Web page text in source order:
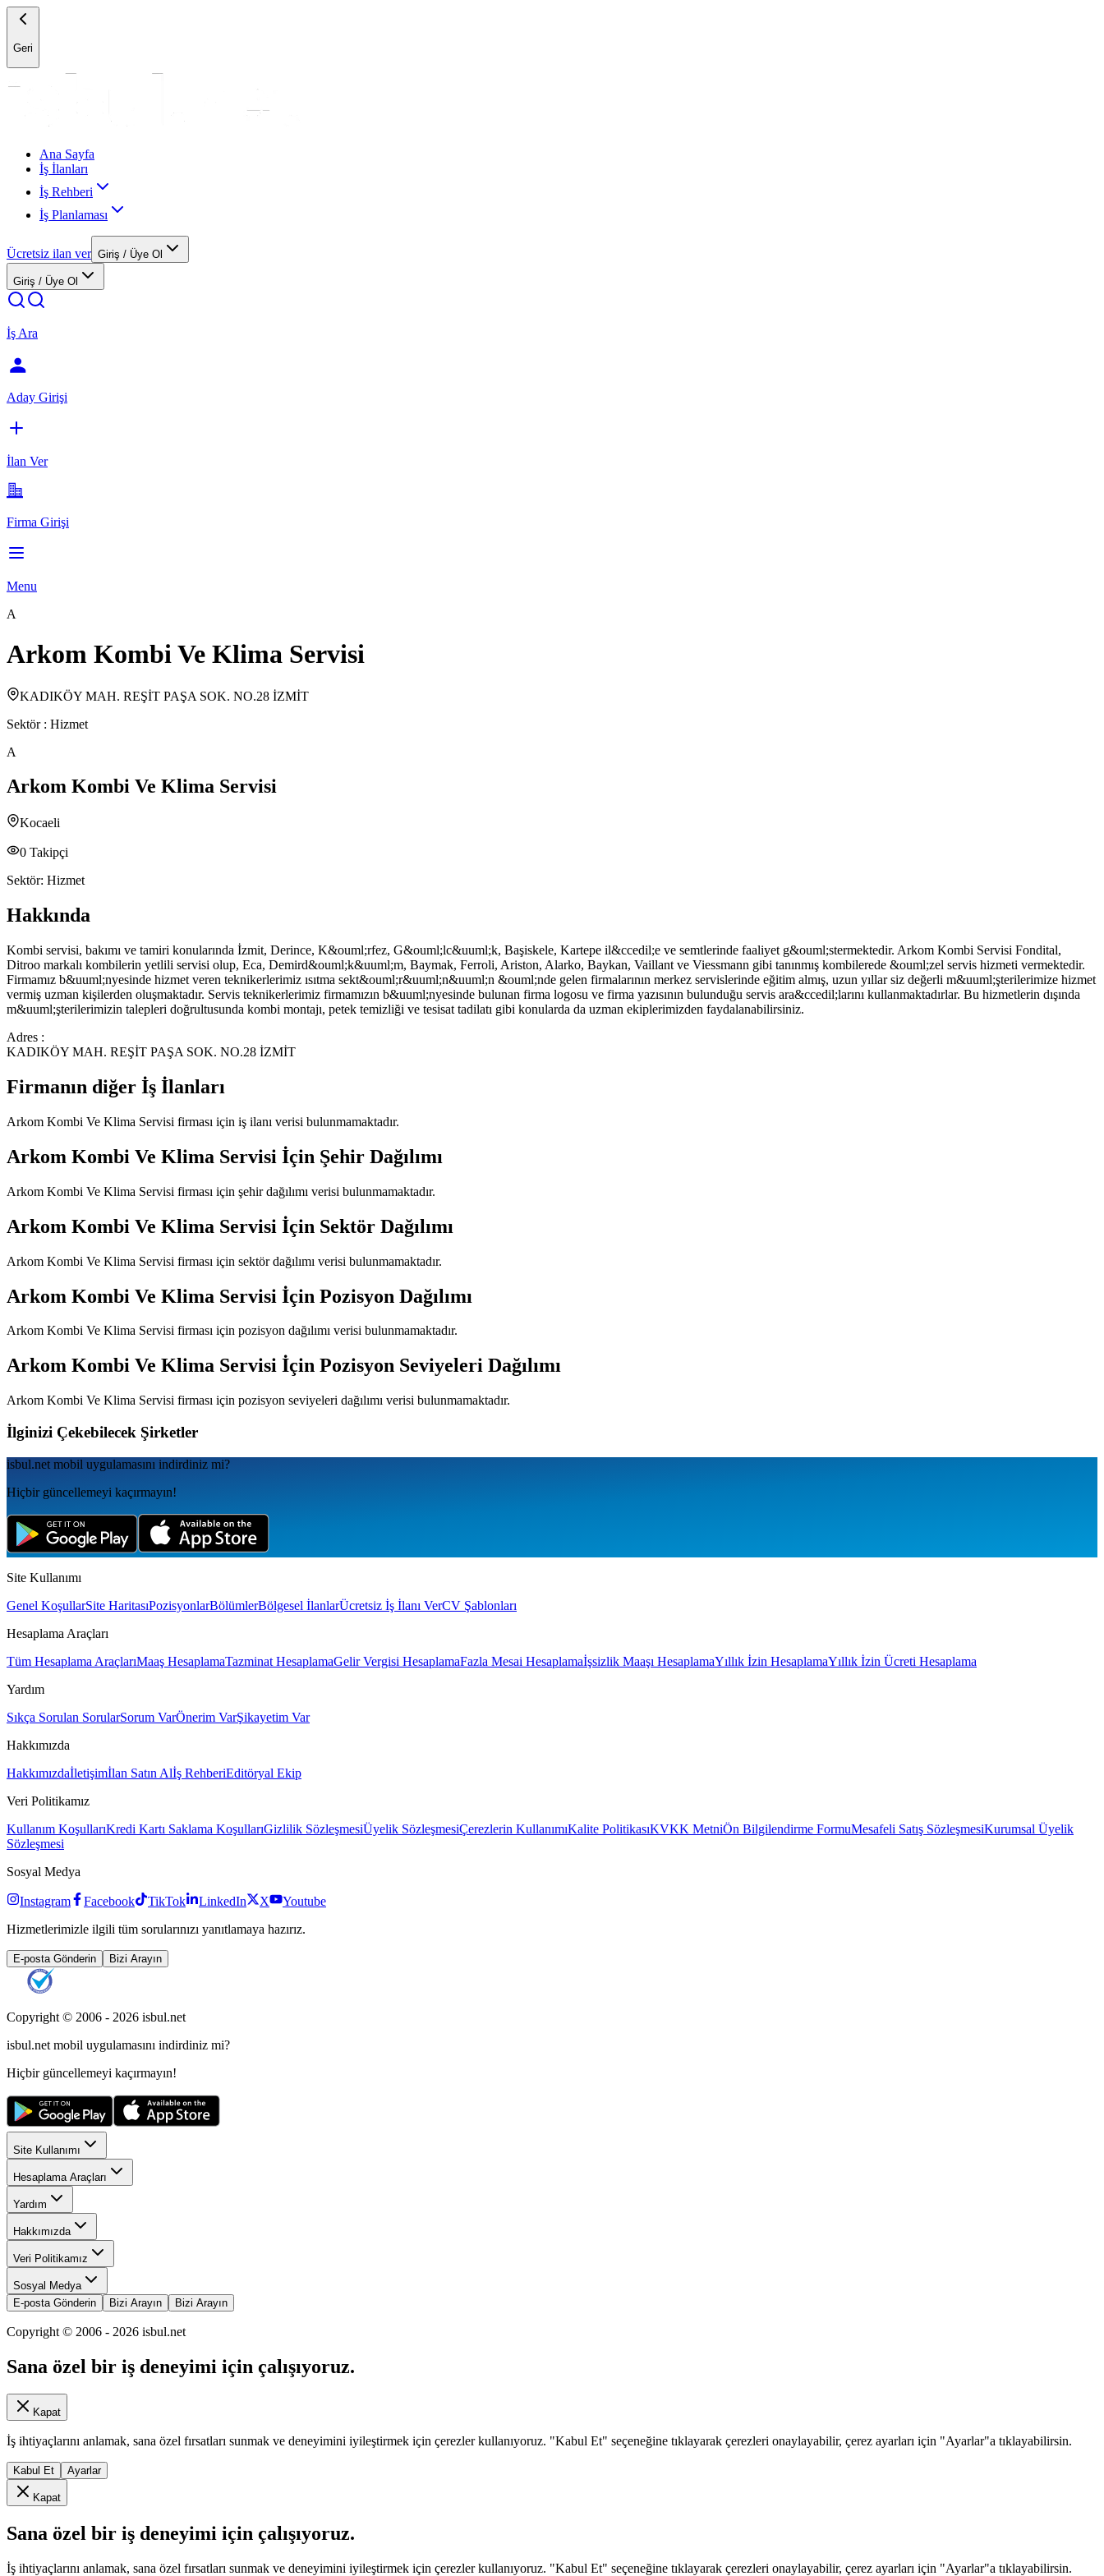
Geri
Ana Sayfa
İş İlanları
İş Rehberi
İş Planlaması
Ücretsiz ilan ver Giriş / Üye Ol
Giriş / Üye Ol
İş Ara
Aday Girişi
İlan Ver
Firma Girişi
Menu
A
Arkom Kombi Ve Klima Servisi
KADIKÖY MAH. REŞİT PAŞA SOK. NO.28 İZMİT
Sektör : Hizmet
A
Arkom Kombi Ve Klima Servisi
Kocaeli
0 Takipçi
Sektör: Hizmet
Hakkında
Kombi servisi, bakımı ve tamiri konularında İzmit, Derince, K&ouml;rfez, G&ouml;lc&uuml;k, Başiskele, Kartepe il&ccedil;e ve semtlerinde faaliyet g&ouml;stermektedir. Arkom Kombi Servisi Fondital,
Ditroo markalı kombilerin yetlili servisi olup, Eca, Demird&ouml;k&uuml;m, Baymak, Ferroli, Ariston, Alarko, Baykan, Vaillant ve Viessmann gibi tanınmış kombilerede &ouml;zel servis hizmeti vermektedir.
Firmamız b&uuml;nyesinde hizmet veren teknikerlerimiz ısıtma sekt&ouml;r&uuml;n&uuml;n &ouml;nde gelen firmalarının merkez servislerinde eğitim almış, uzun yıllar siz değerli m&uuml;şterilerimize hizmet
vermiş uzman kişilerden oluşmaktadır. Servis teknikerlerimiz firmamızın b&uuml;nyesinde bulunan firma logosu ve firma yazısının bulunduğu servis ara&ccedil;larını kullanmaktadırlar. Bu hizmetlerin dışında
m&uuml;şterilerimizin talepleri doğrultusunda kombi montajı, petek temizliği ve tesisat tadilatı gibi konularda da uzman ekiplerimizden faydalanabilirsiniz.
Adres :
KADIKÖY MAH. REŞİT PAŞA SOK. NO.28 İZMİT
Firmanın diğer İş İlanları
Arkom Kombi Ve Klima Servisi firması için iş ilanı verisi bulunmamaktadır.
Arkom Kombi Ve Klima Servisi İçin Şehir Dağılımı
Arkom Kombi Ve Klima Servisi firması için şehir dağılımı verisi bulunmamaktadır.
Arkom Kombi Ve Klima Servisi İçin Sektör Dağılımı
Arkom Kombi Ve Klima Servisi firması için sektör dağılımı verisi bulunmamaktadır.
Arkom Kombi Ve Klima Servisi İçin Pozisyon Dağılımı
Arkom Kombi Ve Klima Servisi firması için pozisyon dağılımı verisi bulunmamaktadır.
Arkom Kombi Ve Klima Servisi İçin Pozisyon Seviyeleri Dağılımı
Arkom Kombi Ve Klima Servisi firması için pozisyon seviyeleri dağılımı verisi bulunmamaktadır.
İlginizi Çekebilecek Şirketler
isbul.net mobil uygulamаsını indirdiniz mi?
Hiçbir güncellemeyi kaçırmayın!
Site Kullanımı
Genel KoşullarSite HaritasıPozisyonlarBölümlerBölgesel İlanlarÜcretsiz İş İlanı VerCV Şablonları
Hesaplama Araçları
Tüm Hesaplama AraçlarıMaaş HesaplamaTazminat HesaplamaGelir Vergisi HesaplamaFazla Mesai Hesaplamaİşsizlik Maaşı HesaplamaYıllık İzin HesaplamaYıllık İzin Ücreti Hesaplama
Yardım
Sıkça Sorulan SorularSorum VarÖnerim VarŞikayetim Var
Hakkımızda
Hakkımızdaİletişimİlan Satın Alİş RehberiEditöryal Ekip
Veri Politikamız
Kullanım KoşullarıKredi Kartı Saklama KoşullarıGizlilik SözleşmesiÜyelik SözleşmesiÇerezlerin KullanımıKalite PolitikasıKVKK MetniÖn Bilgilendirme FormuMesafeli Satış SözleşmesiKurumsal Üyelik
Sözleşmesi
Sosyal Medya
Instagram Facebook TikTok LinkedIn X
Youtube
Hizmetlerimizle ilgili tüm sorularınızı yanıtlamaya hazırız.
E-posta Gönderin Bizi Arayın
Copyright © 2006 - 2026 isbul.net
isbul.net mobil uygulamasını indirdiniz mi?
Hiçbir güncellemeyi kaçırmayın!
Site Kullanımı
Hesaplama Araçları
Yardım
Hakkımızda
Veri Politikamız
Sosyal Medya
E-posta Gönderin
Bizi Arayın Bizi Arayın
Copyright © 2006 - 2026 isbul.net
Sana özel bir iş deneyimi için çalışıyoruz.
Kapat
İş ihtiyaçlarını anlamak, sana özel fırsatları sunmak ve deneyimini iyileştirmek için çerezler kullanıyoruz. "Kabul Et" seçeneğine tıklayarak çerezleri onaylayabilir, çerez ayarları için "Ayarlar"a tıklayabilirsin.
Kabul Et Ayarlar
Kapat
Sana özel bir iş deneyimi için çalışıyoruz.
İş ihtiyaçlarını anlamak, sana özel fırsatları sunmak ve deneyimini iyileştirmek için çerezler kullanıyoruz. "Kabul Et" seçeneğine tıklayarak çerezleri onaylayabilir, çerez ayarları için "Ayarlar"a tıklayabilirsin.